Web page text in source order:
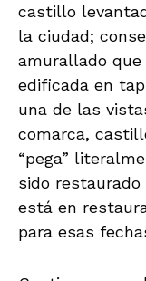
castillo
la ciudad;
amurallado
edificada en
una de las
comarca,
“pega”
sido
está en
para esas